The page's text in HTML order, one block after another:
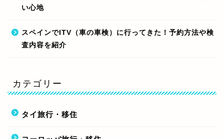
い心地
スペインでITV（車の車検）に行ってきた！予約方法や検
査内容を紹介
カテゴリー
タイ旅行・移住